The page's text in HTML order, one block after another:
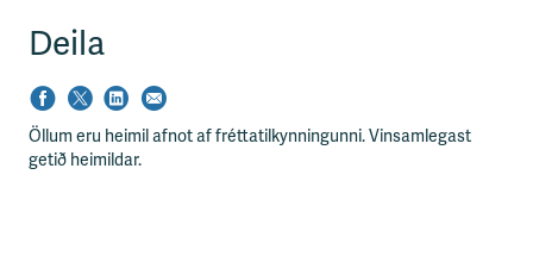
Deila
Öllum eru heimil afnot af fréttatilkynningunni. Vinsamlegast
getið heimildar.